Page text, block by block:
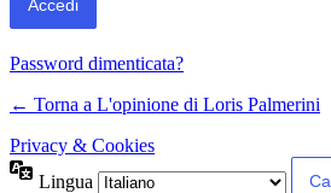
Password dimenticata?
← Torna a L'opinione di Loris Palmerini
Privacy & Cookies
Lingua